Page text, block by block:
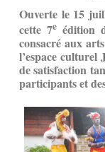
Ouverte le 15
cette 7e édition
consacré aux
l’espace
de satisfaction
participants et